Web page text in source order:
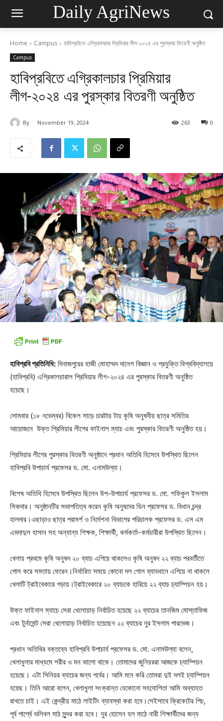
Daily AgriNews
Home Campus হাবিপ্রবিতে এগ্রিকালচার প্রিমিয়ার লীগ-২০২৪ এর পুরস্কার বিতরণী অনুষ্ঠিত
Campus
হাবিপ্রবিতে এগ্রিকালচার প্রিমিয়ার
লীগ-২০২৪ এর পুরস্কার বিতরণী অনুষ্ঠিত
By November 19, 2024 0
263
হাবিপ্রবি প্রতিনিধি: দিনাজপুরের হাজী মোহাম্মদ দানেশ বিজ্ঞান ও প্রযুক্তি বিশ্ববিদ্যালয়ে
(হাবিপ্রবি) এগ্রিকালচারাল প্রিমিয়ার লীগ-২০২৪ এর পুরস্কার বিতরণী অনুষ্ঠিত
হয়েছে।
সোমবার (১৮ নভেম্বর) বিকেল সাড়ে চারটায় টায় কৃষি অনুষদীয় ছাত্র সমিতির
আয়োজনে উক্ত প্রিমিয়ার লীগের ফাইনাল ম্যাচ এবং পুরস্কার বিতরণী অনুষ্ঠিত হয়।
প্রিমিয়ার লীগের পুরস্কার বিতরণী অনুষ্ঠানে প্রধান অতিথি হিসেবে উপস্থিত ছিলেন
হাবিপ্রবি উপাচার্য প্রফেসর ড. মো. এনামউল্যা।
বিশেষ অতিথি হিসেবে উপস্থিত ছিলেন উপ-উপাচার্য প্রফেসর ড. মো. শফিকুল ইসলাম
সিকদার। অনুষ্ঠানটির সভাপতিত্ব করেন কৃষি অনুষদের ডিন প্রফেসর ড. বিধান চন্দ্র
হালদার।এছাড়াও ছাত্র পরামর্শ ও নির্দেশনা বিভাগের পরিচালক প্রফেসর ড. এস এম
এমদাদুল হাসান সহ অন্যান্য শিক্ষক, শিক্ষার্থী, কর্মকর্তা-কর্মচারীরা উপস্থিত ছিলেন।
খেলায় প্রথমে কৃষি অনুষদ ২০ ব্যাচ এগিয়ে থাকলেও কৃষি অনুষদ ২২ ব্যাচ পরবর্তীতে
গোল করে সমতায় ফেরেন।নির্ধারিত সময়ে কোনো দল গোল ব্যাবধানে এগিয়ে না থাকলে
খেলাটি ট্রাইবেকারে গড়ায়।ট্রাইবেকারে ২০ ব্যাচকে হারিয়ে ২২ ব্যাচ চ্যাম্পিয়ন হয়।
উক্ত ফাইনাল ম্যাচে সেরা খেলোয়াড় নির্বাচিত হয়েছে ২২ ব্যাচের তানজিম মোস্তাফিজ
এবং টুর্নামেন্ট সেরা খেলোয়াড় নির্বাচিত হয়েছেন ২২ ব্যাচের নুর ইসলাম পারভেজ।
প্রধান অতিথির বক্তব্যে হাবিপ্রবি উপাচার্য প্রফেসর ড. মো. এনামউল্যা বলেন,
খেলাধুলার মাধ্যমে শরীর ও মন ভালো থাকে। তোমাদের জুনিয়ররা আজকে চ্যাম্পিয়ন
হয়েছে। এটা সিনিয়র ব্যাচের জন্য গর্বের। আমি মনে করি তোমরা দুই দলই চ্যাম্পিয়ন
হয়েছ। তিনি আরো বলেন, খেলাধুলা সংক্রান্ত যেকোনো সহযোগিতা আমি অব্যাহত
রাখতে চাই। এই কেন্দ্রীয় মাঠে লাইটিং ব্যাবস্থা করা হবে।সেইসাথে ক্রিকেটের পিচ,
পূর্ব পার্শ্বে ভলিবল মাঠ সুন্দর করা হবে। নুর হোসেন হল মাঠে নারী শিক্ষার্থীদের জন্য